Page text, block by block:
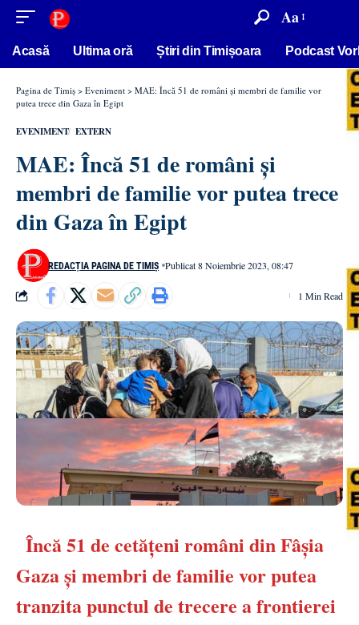
conținut Aa
Acasă Ultima oră Știri din Timișoara Podcast
Pagina de Timiș > Eveniment > MAE: Încă 51 de români şi membri de familie vor
putea trece din Gaza în Egipt
EVENIMENT EXTERN
MAE: Încă 51 de români şi
membri de familie vor putea trece
din Gaza în Egipt
REDACȚIA PAGINA DE TIMIȘ Publicat 8 Noiembrie 2023, 08:47
1 Min Read
Încă 51 de cetăţeni români din Fâşia
Gaza şi membri de familie vor putea
tranzita punctul de trecere a frontierei